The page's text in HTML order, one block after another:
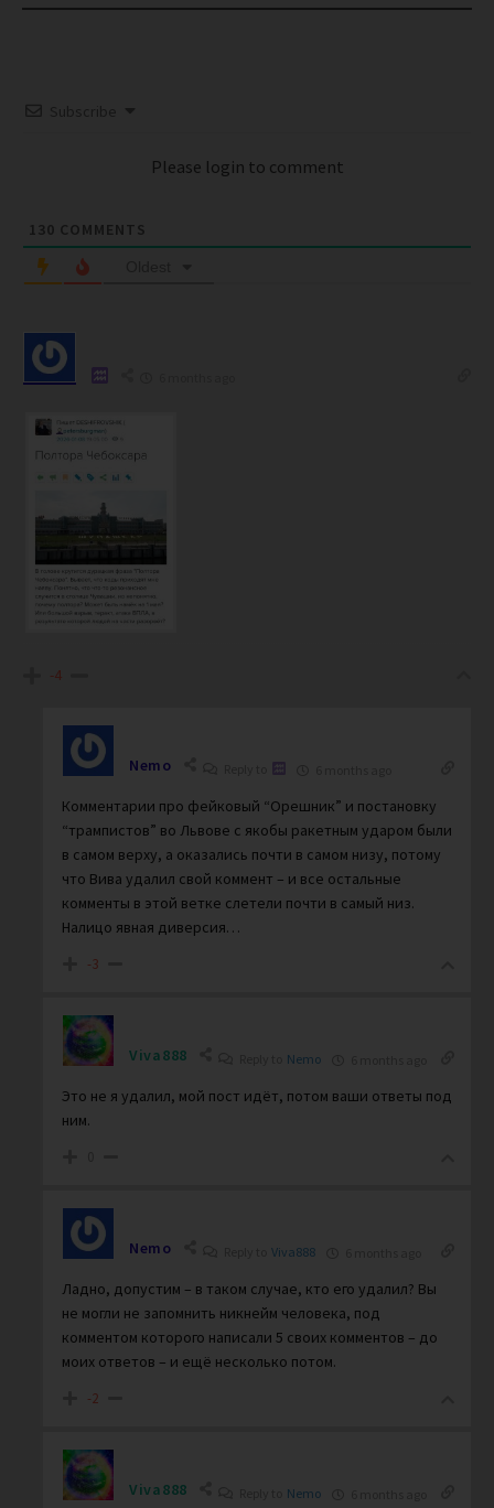
Please login to comment
130 COMMENTS
-4
Nemo
Комментарии про фейковый “Орешник” и постановку
“трампистов” во Львове с якобы ракетным ударом были
в самом верху, а оказались почти в самом низу, потому
что Вива удалил свой коммент – и все остальные
комменты в этой ветке слетели почти в самый низ.
Налицо явная диверсия…
-3
Viva888 Nemo
Это не я удалил, мой пост идёт, потом ваши ответы под
ним.
Nemo Viva888
Ладно, допустим – в таком случае, кто его удалил? Вы
не могли не запомнить никнейм человека, под
комментом которого написали 5 своих комментов – до
моих ответов – и ещё несколько потом.
-2
Viva888 Nemo